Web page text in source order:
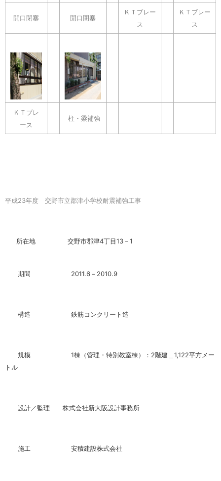
開口閉塞 開口閉塞
ＫＴブレー
ス
ＫＴブレー
ス
ＫＴブレ
ース
柱・梁補強
平成23年度 交野市立郡津小学校耐震補強工事
所在地 交野市郡津4丁目13－1
期間 2011.6－2010.9
構造 鉄筋コンクリート造
規模 1棟（管理・特別教室棟）：2階建＿1,122平方メー
トル
設計／監理 株式会社新大阪設計事務所
施工 安積建設株式会社